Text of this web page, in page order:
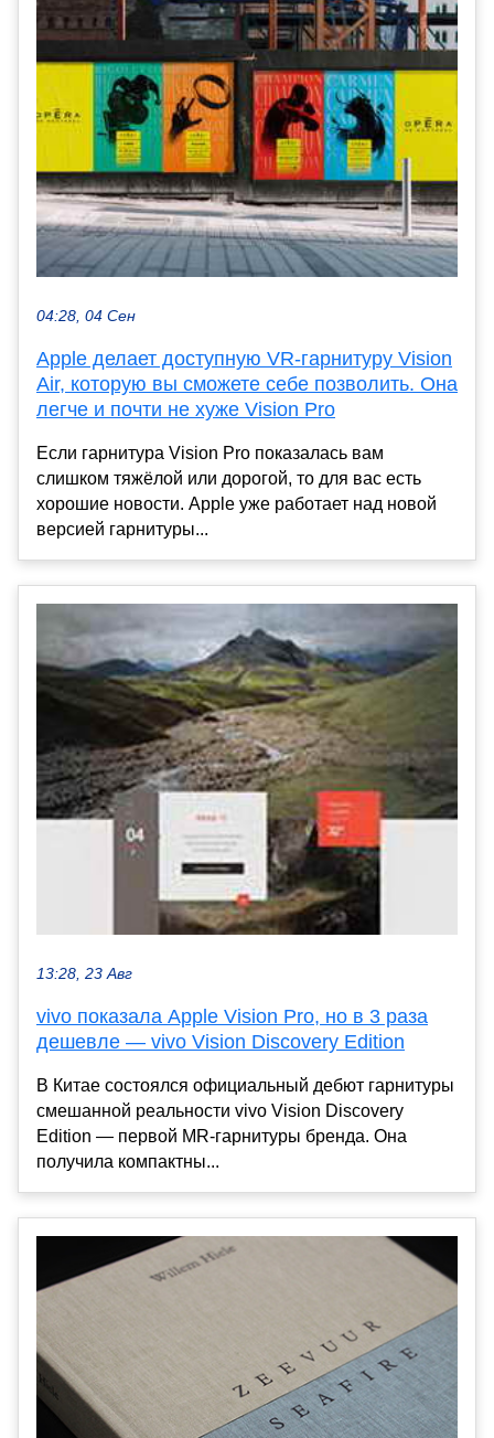
04:28, 04 Сен
Apple делает доступную VR-гарнитуру Vision
Air, которую вы сможете себе позволить. Она
легче и почти не хуже Vision Pro
Если гарнитура Vision Pro показалась вам
слишком тяжёлой или дорогой, то для вас есть
хорошие новости. Apple уже работает над новой
версией гарнитуры...
13:28, 23 Авг
vivo показала Apple Vision Pro, но в 3 раза
дешевле — vivo Vision Discovery Edition
В Китае состоялся официальный дебют гарнитуры
смешанной реальности vivo Vision Discovery
Edition — первой MR-гарнитуры бренда. Она
получила компактны...